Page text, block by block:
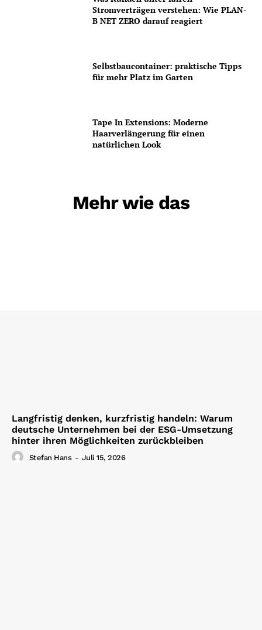
Stromverträgen verstehen: Wie PLAN-
B NET ZERO darauf reagiert
Selbstbaucontainer: praktische Tipps
für mehr Platz im Garten
Tape In Extensions: Moderne
Haarverlängerung für einen
natürlichen Look
Mehr wie das
Langfristig denken, kurzfristig handeln: Warum
deutsche Unternehmen bei der ESG-Umsetzung
hinter ihren Möglichkeiten zurückbleiben
Stefan Hans - Juli 15, 2026